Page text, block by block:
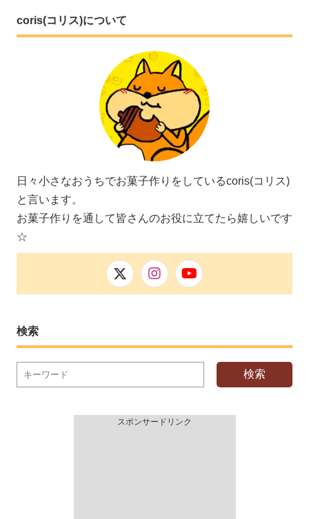
coris(コリス)について
日々小さなおうちでお菓子作りをしているcoris(コリス)
と言います。
お菓子作りを通して皆さんのお役に立てたら嬉しいです
☆
検索
検索
スポンサードリンク